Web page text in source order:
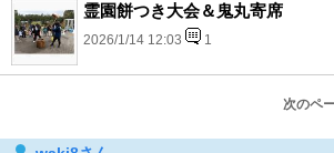
霊園餅つき大会＆鬼丸寄席
2026/1/14 12:03 1
次のペ